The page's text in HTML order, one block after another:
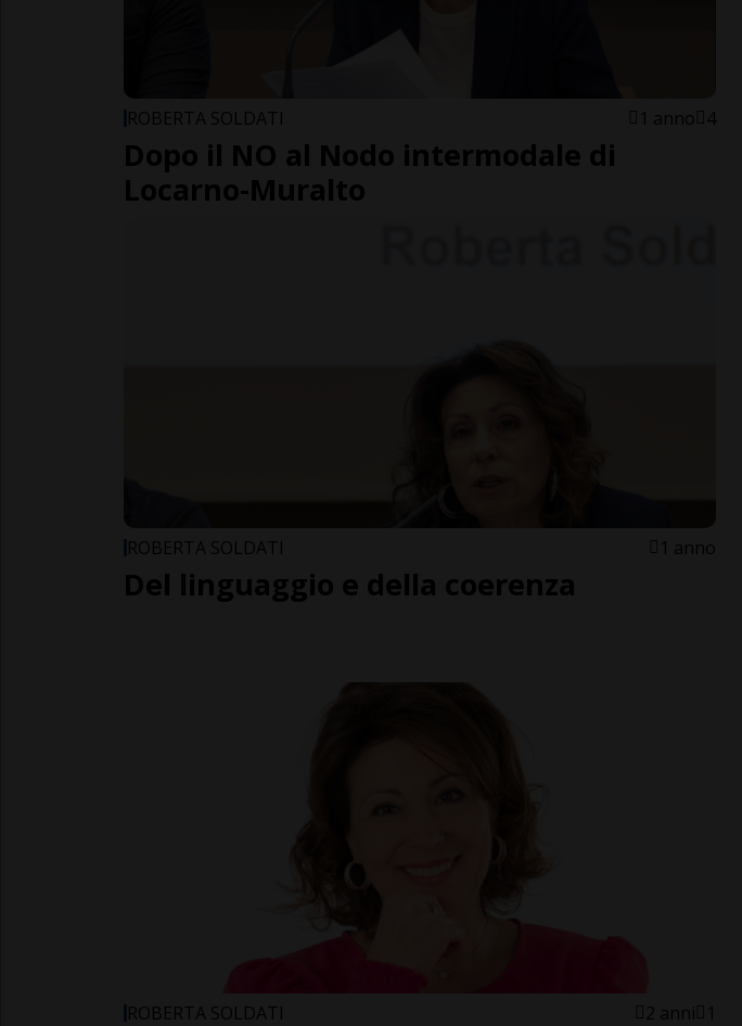
ROBERTA SOLDATI 1 anno 4
Dopo il NO al Nodo intermodale di
Locarno-Muralto
ROBERTA SOLDATI 1 anno
Del linguaggio e della coerenza
ROBERTA SOLDATI 2 anni 1